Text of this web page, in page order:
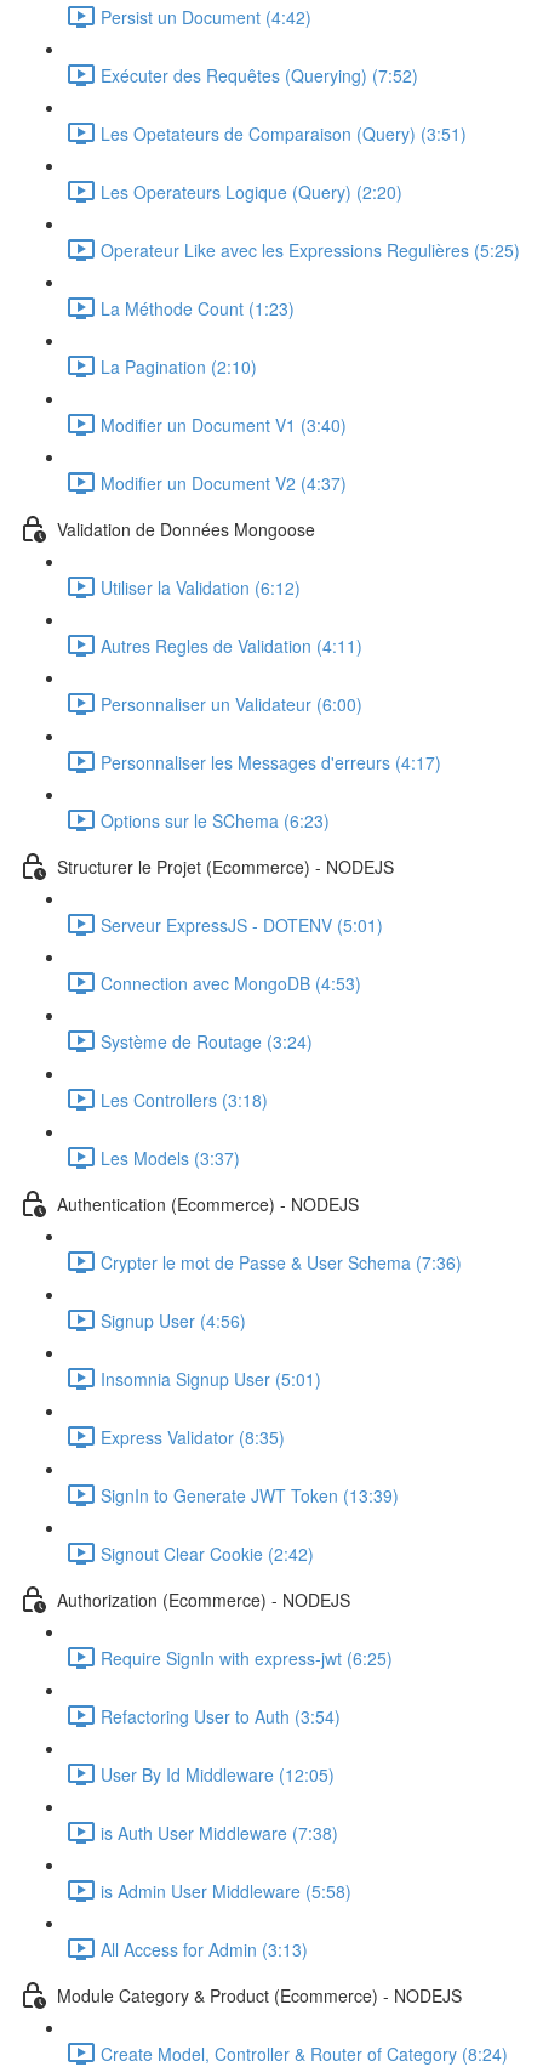
Persist un Document (4:42)
Exécuter des Requêtes (Querying) (7:52)
Les Opetateurs de Comparaison (Query) (3:51)
Les Operateurs Logique (Query) (2:20)
Operateur Like avec les Expressions Regulières (5:25)
La Méthode Count (1:23)
La Pagination (2:10)
Modifier un Document V1 (3:40)
Modifier un Document V2 (4:37)
Validation de Données Mongoose
Utiliser la Validation (6:12)
Autres Regles de Validation (4:11)
Personnaliser un Validateur (6:00)
Personnaliser les Messages d'erreurs (4:17)
Options sur le SChema (6:23)
Structurer le Projet (Ecommerce) - NODEJS
Serveur ExpressJS - DOTENV (5:01)
Connection avec MongoDB (4:53)
Système de Routage (3:24)
Les Controllers (3:18)
Les Models (3:37)
Authentication (Ecommerce) - NODEJS
Crypter le mot de Passe & User Schema (7:36)
Signup User (4:56)
Insomnia Signup User (5:01)
Express Validator (8:35)
SignIn to Generate JWT Token (13:39)
Signout Clear Cookie (2:42)
Authorization (Ecommerce) - NODEJS
Require SignIn with express-jwt (6:25)
Refactoring User to Auth (3:54)
User By Id Middleware (12:05)
is Auth User Middleware (7:38)
is Admin User Middleware (5:58)
All Access for Admin (3:13)
Module Category & Product (Ecommerce) - NODEJS
Create Model, Controller & Router of Category (8:24)